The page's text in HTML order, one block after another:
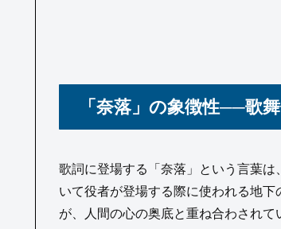
「奈落」の象徴性──歌
歌詞に登場する「奈落」という言葉
いて役者が登場する際に使われる地
が、人間の心の奥底と重ね合わされて